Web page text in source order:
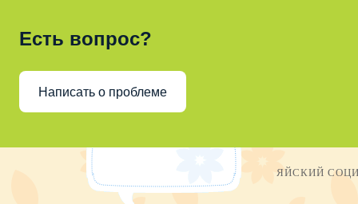
Есть вопрос?
Написать о проблеме
ЯЙСКИЙ